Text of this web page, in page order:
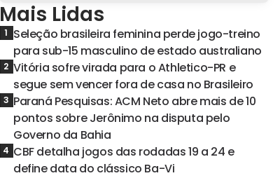
Mais Lidas
1 Seleção brasileira feminina perde jogo-treino
para sub-15 masculino de estado australiano
2 Vitória sofre virada para o Athletico-PR e
segue sem vencer fora de casa no Brasileiro
3 Paraná Pesquisas: ACM Neto abre mais de 10
pontos sobre Jerônimo na disputa pelo
Governo da Bahia
4 CBF detalha jogos das rodadas 19 a 24 e
define data do clássico Ba-Vi